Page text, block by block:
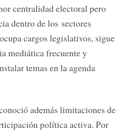
centralidad electoral pero
dentro de los sectores
cargos legislativos, sigue
mediática frecuente y
temas en la agenda
además limitaciones de
política activa. Por